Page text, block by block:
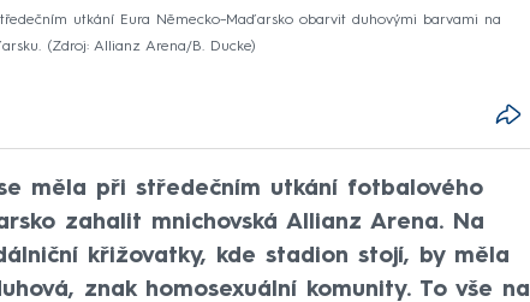
utkání Eura Německo–Maďarsko obarvit duhovými barvami na
Zdroj: Allianz Arena/B. Ducke
měla při středečním utkání fotbalového
zahalit mnichovská Allianz Arena. Na
křižovatky, kde stadion stojí, by měla
znak homosexuální komunity. To vše na